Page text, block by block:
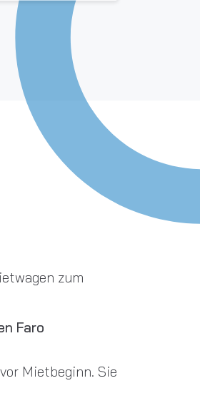
zum
Faro
Mietbeginn. Sie